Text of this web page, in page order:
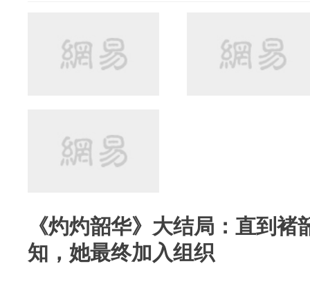
《灼灼韶华》大结局：直到褚
知，她最终加入组织